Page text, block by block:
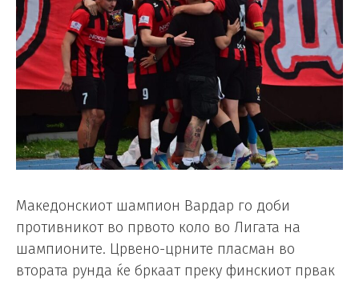
Македонскиот шампион Вардар го доби
противникот во првото коло во Лигата на
шампионите. Црвено-црните пласман во
втората рунда ќе бркаат преку финскиот првак